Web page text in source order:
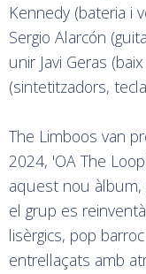
Kennedy (bateria i
Sergio Alarcón
unir Javi Geras
(sintetitzadors,
The Limboos van
2024, 'OA The
aquest nou
el grup es
lisèrgics, pop
entrellaçats amb